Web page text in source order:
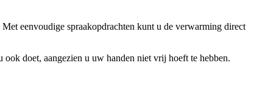
eenvoudige spraakopdrachten kunt u de verwarming direct
doet, aangezien u uw handen niet vrij hoeft te hebben.